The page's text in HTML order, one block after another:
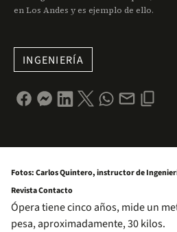
en Los Andes y es ejemplo de ello.
INGENIERÍA
Fotos: Carlos Quintero, instructor de
Revista Contacto
Ópera tiene cinco años, mide un
pesa, aproximadamente, 30 kilos.